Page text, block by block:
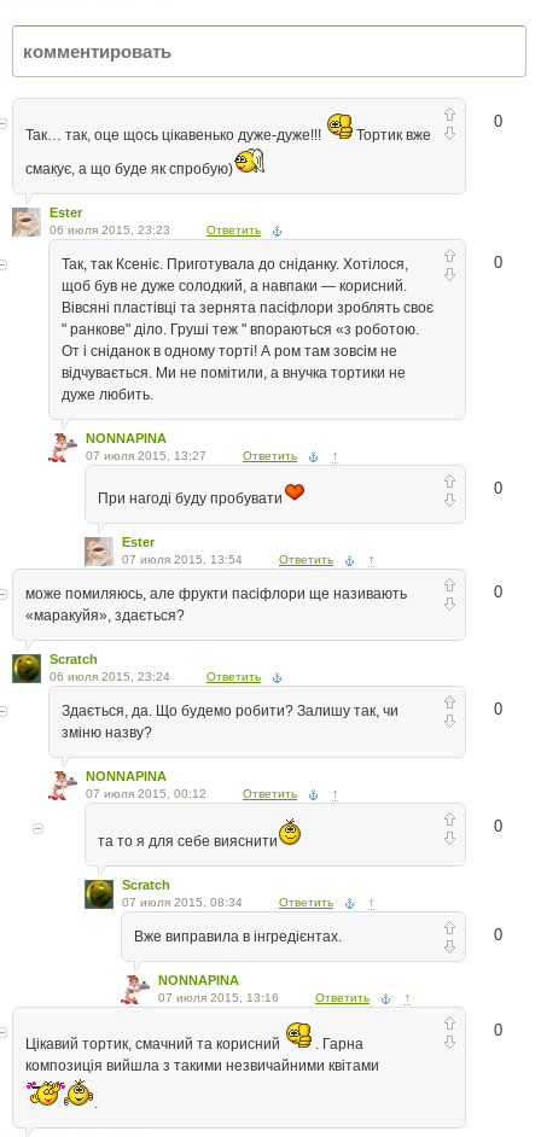
0
Так… так, оце щось цікавенько дуже-дуже!!!
Тортик вже
смакує, а що буде як спробую)
Ester
06 июля 2015, 23:23 Ответить
0
Так, так Ксеніє. Приготувала до сніданку. Хотілося,
щоб був не дуже солодкий, а навпаки — корисний.
Вівсяні пластівці та зернята пасіфлори зроблять своє
" ранкове" діло. Груші теж " впораються «з роботою.
От і сніданок в одному торті! А ром там зовсім не
відчувається. Ми не помітили, а внучка тортики не
дуже любить.
NONNAPINA
07 июля 2015, 13:27 Ответить ↑
0
При нагоді буду пробувати
Ester
07 июля 2015, 13:54 Ответить ↑
0
може помиляюсь, але фрукти пасіфлори ще називають
«маракуйя», здається?
Scratch
06 июля 2015, 23:24 Ответить
0
Здається, да. Що будемо робити? Залишу так, чи
зміню назву?
NONNAPINA
07 июля 2015, 00:12 Ответить ↑
0
та то я для себе вияснити
Scratch
07 июля 2015, 08:34 Ответить ↑
0
Вже виправила в інгредієнтах.
NONNAPINA
07 июля 2015, 13:16 Ответить ↑
0
Цікавий тортик, смачний та корисний
. Гарна
композиція вийшла з такими незвичайними квітами